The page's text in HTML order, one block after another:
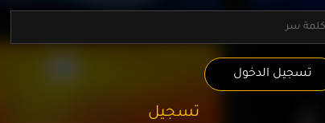
تسجيل الدخول
تسجيل